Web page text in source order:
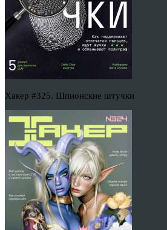
Хакер #325. Шпионские штучки